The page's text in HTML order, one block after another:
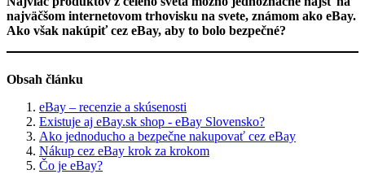
najväčšom internetovom trhovisku na svete, známom ako eBay.
Ako však nakúpiť cez eBay, aby to bolo bezpečné?
Obsah článku
eBay – recenzie a skúsenosti
Existuje aj eBay.sk shop - eBay Slovensko?
Ako jednoducho a bezpečne nakupovať cez eBay
Nákup cez eBay krok za krokom
Čo je eBay?